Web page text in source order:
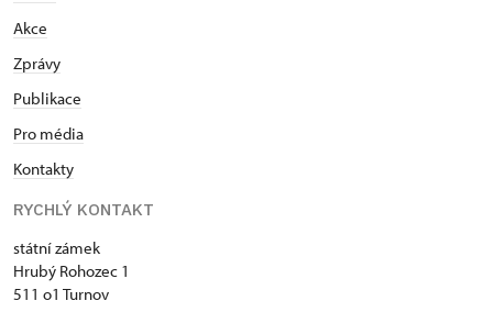
Akce
Zprávy
Publikace
Pro média
Kontakty
RYCHLÝ KONTAKT
státní zámek
Hrubý Rohozec 1
511 o1 Turnov